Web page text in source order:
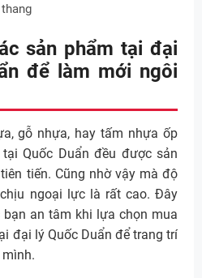
thang
sản phẩm tại đại
để làm mới ngôi
gỗ nhựa, hay tấm nhựa ốp
Quốc Duẩn đều được sản
tiến. Cũng nhờ vậy mà độ
ngoại lực là rất cao. Đây
an tâm khi lựa chọn mua
đại lý Quốc Duẩn để trang trí